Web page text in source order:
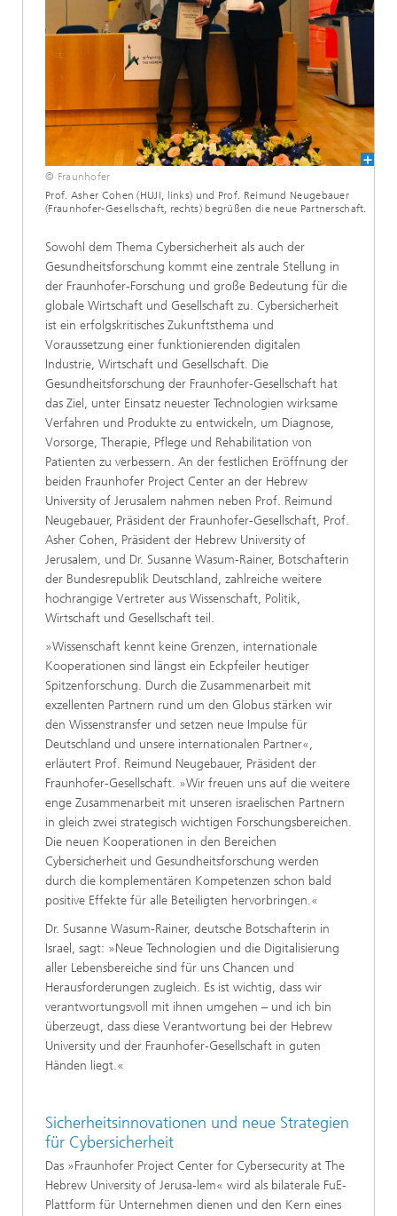
© Fraunhofer
Prof. Asher Cohen (HUJI, links) und Prof. Reimund Neugebauer
(Fraunhofer-Gesellschaft, rechts) begrüßen die neue Partnerschaft.
Sowohl dem Thema Cybersicherheit als auch der
Gesundheitsforschung kommt eine zentrale Stellung in
der Fraunhofer-Forschung und große Bedeutung für die
globale Wirtschaft und Gesellschaft zu. Cybersicherheit
ist ein erfolgskritisches Zukunftsthema und
Voraussetzung einer funktionierenden digitalen
Industrie, Wirtschaft und Gesellschaft. Die
Gesundheitsforschung der Fraunhofer-Gesellschaft hat
das Ziel, unter Einsatz neuester Technologien wirksame
Verfahren und Produkte zu entwickeln, um Diagnose,
Vorsorge, Therapie, Pflege und Rehabilitation von
Patienten zu verbessern. An der festlichen Eröffnung der
beiden Fraunhofer Project Center an der Hebrew
University of Jerusalem nahmen neben Prof. Reimund
Neugebauer, Präsident der Fraunhofer-Gesellschaft, Prof.
Asher Cohen, Präsident der Hebrew University of
Jerusalem, und Dr. Susanne Wasum-Rainer, Botschafterin
der Bundesrepublik Deutschland, zahlreiche weitere
hochrangige Vertreter aus Wissenschaft, Politik,
Wirtschaft und Gesellschaft teil.
»Wissenschaft kennt keine Grenzen, internationale
Kooperationen sind längst ein Eckpfeiler heutiger
Spitzenforschung. Durch die Zusammenarbeit mit
exzellenten Partnern rund um den Globus stärken wir
den Wissenstransfer und setzen neue Impulse für
Deutschland und unsere internationalen Partner«,
erläutert Prof. Reimund Neugebauer, Präsident der
Fraunhofer-Gesellschaft. »Wir freuen uns auf die weitere
enge Zusammenarbeit mit unseren israelischen Partnern
in gleich zwei strategisch wichtigen Forschungsbereichen.
Die neuen Kooperationen in den Bereichen
Cybersicherheit und Gesundheitsforschung werden
durch die komplementären Kompetenzen schon bald
positive Effekte für alle Beteiligten hervorbringen.«
Dr. Susanne Wasum-Rainer, deutsche Botschafterin in
Israel, sagt: »Neue Technologien und die Digitalisierung
aller Lebensbereiche sind für uns Chancen und
Herausforderungen zugleich. Es ist wichtig, dass wir
verantwortungsvoll mit ihnen umgehen – und ich bin
überzeugt, dass diese Verantwortung bei der Hebrew
University und der Fraunhofer-Gesellschaft in guten
Händen liegt.«
Sicherheitsinnovationen und neue Strategien
für Cybersicherheit
Das »Fraunhofer Project Center for Cybersecurity at The
Hebrew University of Jerusa-lem« wird als bilaterale FuE-
Plattform für Unternehmen dienen und den Kern eines